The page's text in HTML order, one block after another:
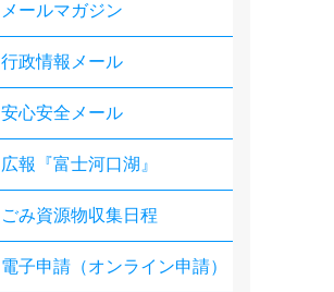
メールマガジン
行政情報メール
安心安全メール
広報『富士河口湖』
ごみ資源物収集日程
電子申請（オンライン申請）